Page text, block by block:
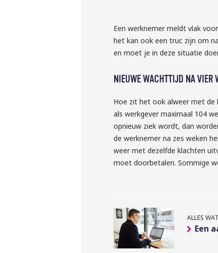
Een werknemer meldt vlak
het kan ook een truc zijn om
en moet je in deze situatie
NIEUWE WACHTTIJD NA VIER
Hoe zit het ook alweer met de
als werkgever maximaal 104
opnieuw ziek wordt, dan
de werknemer na zes weken
weer met dezelfde klachten
moet doorbetalen. Sommige
ALLES
Een
10
regels
inlenen
krachten?